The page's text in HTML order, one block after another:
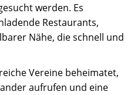
werden. Es
Restaurants,
Nähe, die schnell und
Vereine beheimatet,
aufrufen und eine